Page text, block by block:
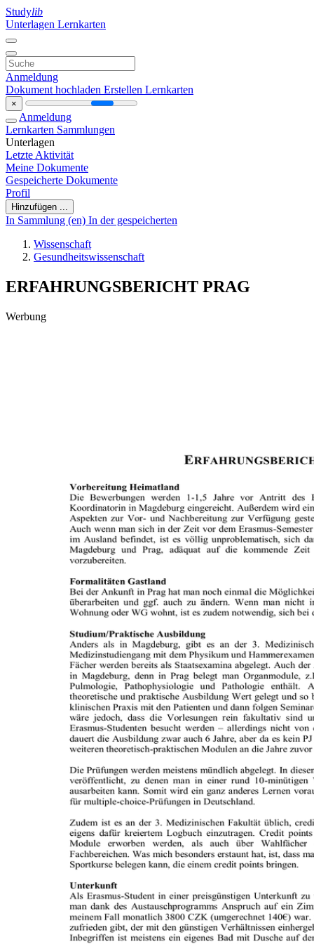
Studylib
Unterlagen Lernkarten
Anmeldung
Dokument hochladen Erstellen Lernkarten
×
Anmeldung
Lernkarten Sammlungen
Unterlagen
Letzte Aktivität
Meine Dokumente
Gespeicherte Dokumente
Profil
Hinzufügen ...
In Sammlung (en) In der gespeicherten
Wissenschaft
Gesundheitswissenschaft
ERFAHRUNGSBERICHT PRAG
Werbung